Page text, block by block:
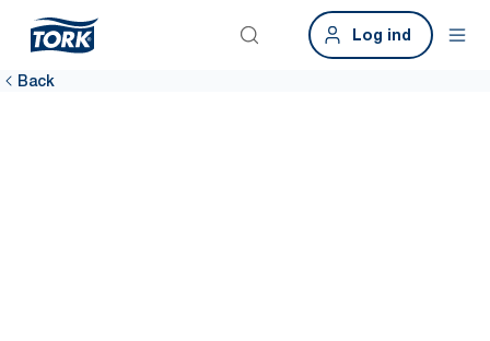
Log ind
Back